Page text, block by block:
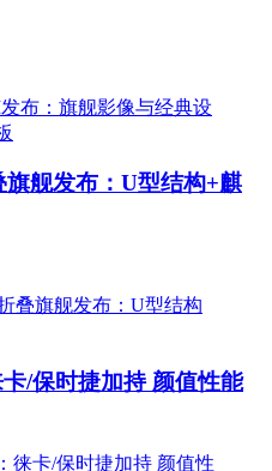
舰发布：U型结构+麒
/保时捷加持 颜值性能